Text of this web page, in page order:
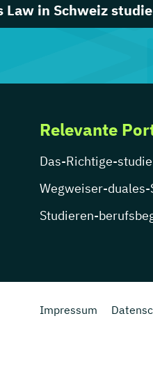
Law in Schweiz
Relevante
Das-Richtige-
Wegweiser-
Studieren-
Impressum